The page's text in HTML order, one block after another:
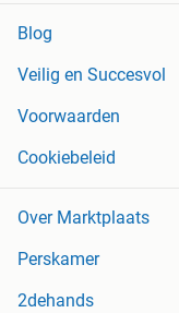
Blog
Veilig en Succesvol
Voorwaarden
Cookiebeleid
Over Marktplaats
Perskamer
2dehands